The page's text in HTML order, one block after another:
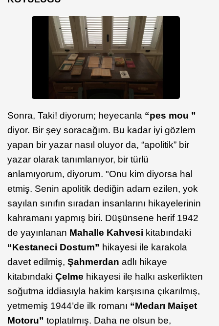
Sonra, Taki! diyorum; heyecanla “pes mou ”
diyor. Bir şey soracağım. Bu kadar iyi gözlem
yapan bir yazar nasıl oluyor da, “apolitik” bir
yazar olarak tanımlanıyor, bir türlü
anlamıyorum, diyorum. "Onu kim diyorsa hal
etmiş. Senin apolitik dediğin adam ezilen, yok
sayılan sınıfın sıradan insanlarını hikayelerinin
kahramanı yapmış biri. Düşünsene herif 1942
de yayınlanan Mahalle Kahvesi kitabındaki
“Kestaneci Dostum” hikayesi ile karakola
davet edilmiş, Şahmerdan adlı hikaye
kitabındaki Çelme hikayesi ile halkı askerlikten
soğutma iddiasıyla hakim karşısına çıkarılmış,
yetmemiş 1944’de ilk romanı “Medarı Maişet
Motoru” toplatılmış. Daha ne olsun be,